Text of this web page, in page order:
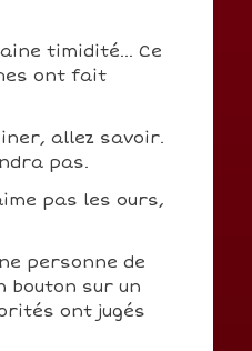
timidité... Ce
ont fait
allez savoir.
pas.
pas les ours,
personne de
bouton sur un
ont jugés